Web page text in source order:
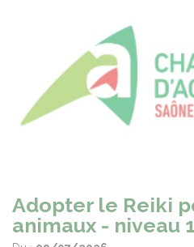
Adopter le Reiki
animaux - niveau